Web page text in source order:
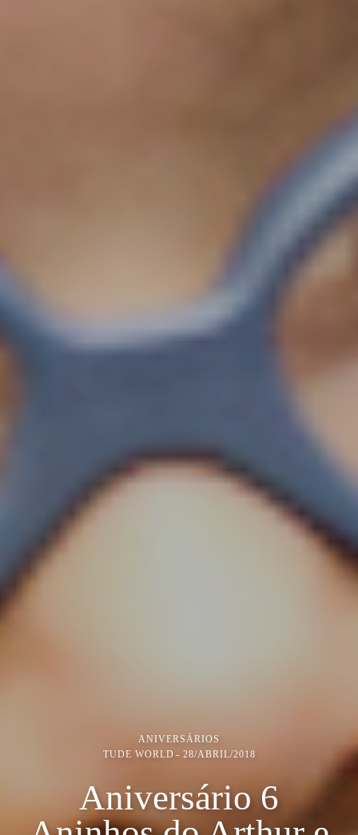
ANIVERSÁRIOS
TUDE WORLD
28/ABRIL/2018
Aniversário 6